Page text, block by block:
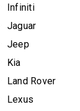
Infiniti
Jaguar
Jeep
Kia
Land Rover
Lexus